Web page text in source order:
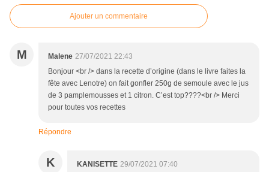
Ajouter un commentaire
M Malene 27/07/2021 22:43
Bonjour <br /> dans la recette d’origine (dans le livre faites la
fête avec Lenotre) on fait gonfler 250g de semoule avec le jus
de 3 pamplemousses et 1 citron. C’est top????<br /> Merci
pour toutes vos recettes
Répondre
K KANISETTE 29/07/2021 07:40